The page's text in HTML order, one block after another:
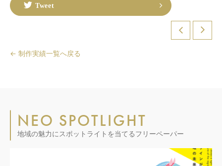
Tweet
← 制作実績一覧へ戻る
NEO SPOTLIGHT
地域の魅力にスポットライトを当てるフリーペーパー